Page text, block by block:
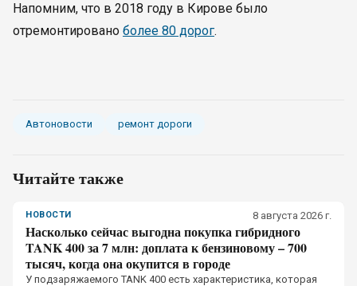
Напомним, что в 2018 году в Кирове было
отремонтировано более 80 дорог.
Автоновости ремонт дороги
Читайте также
НОВОСТИ 8 августа 2026 г.
Насколько сейчас выгодна покупка гибридного
TANK 400 за 7 млн: доплата к бензиновому – 700
тысяч, когда она окупится в городе
У подзаряжаемого TANK 400 есть характеристика, которая